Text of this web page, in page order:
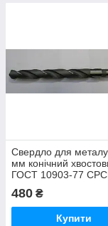
Свердло для
мм конічний
ГОСТ 10903-77
480 ₴
Купити